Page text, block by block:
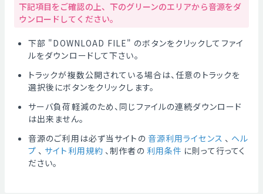
下記項目をご確認の上、下のグリーンのエリアから音源をダ
ウンロードしてください。
下部 "DOWNLOAD FILE" のボタンをクリックしてファイ
ルをダウンロードして下さい。
トラックが複数公開されている場合は、任意のトラックを
選択後にボタンをクリックします。
サーバ負荷軽減のため、同じファイルの連続ダウンロード
は出来ません。
音源のご利用は必ず当サイトの 音源利用ライセンス 、 ヘル
プ 、 サイト利用規約 、制作者の 利用条件 に則って行ってく
ださい。